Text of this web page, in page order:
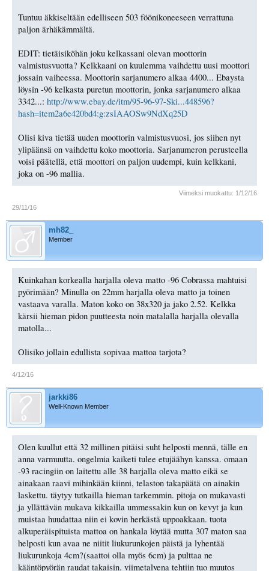
Tuntuu äkkiseltään edelliseen 503 föönikoneeseen verrattuna
paljon ärhäkämmältä.
EDIT: tietäisiköhän joku kelkassani olevan moottorin
valmistusvuotta? Kelkkaani on kuulemma vaihdettu uusi moottori
jossain vaiheessa. Moottorin sarjanumero alkaa 4400... Ebaysta
löysin -96 kelkasta puretun moottorin, jonka sarjanumero alkaa
3342...: http://www.ebay.de/itm/95-96-97-Ski...448596?
hash=item2a6e420bd4:g:zsIAAOSw9NdXq25D
Olisi kiva tietää uuden moottorin valmistusvuosi, jos siihen nyt
ylipäänsä on vaihdettu koko moottoria. Sarjanumeron perusteella
voisi päätellä, että moottori on paljon uudempi, kuin kelkkani,
joka on -96 mallia.
Viimeksi muokattu: 1/12/16
29/11/16
mh82_
Member
Kuinkahan korkealla harjalla oleva matto -96 Cobrassa mahtuisi
pyörimään? Minulla on 22mm harjalla oleva matto ja toinen
vastaava varalla. Maton koko on 38x320 ja jako 2.52. Kelkka
kärsii hieman pidon puutteesta noin matalalla harjalla olevalla
matolla...
Olisiko jollain edullista sopivaa mattoa tarjota?
4/12/16
jarkki86
Well-Known Member
Olen kuullut että 32 millinen pitäisi suht helposti mennä, tälle en
anna varmuutta. ongelmia kaiketi tulee etujäähyn kanssa. omaan
-93 racingiin on laitettu alle 38 harjalla oleva matto eikä se
ainakaan raavi mihinkään kiinni, telaston takapäätä on ainakin
laskettu. täytyy tutkailla hieman tarkemmin. pitoja on mukavasti
ja yllättävän mukava kikkailla ummessakin kun on kevyt ja kun
muistaa huudattaa niin ei kovin herkästä uppoakkaan. tuota
alkuperäispituista mattoa on hankala löytää mutta 307 maton saa
helposti kun avaa ne niitit liukurunkojen päistä ja lyhentää
liukurunkoja 4cm?(saattoi olla myös 6cm) ja pulttaa ne
kääntöpyörän raudat takaisin. viimetalvena tehtiin tuo muutos